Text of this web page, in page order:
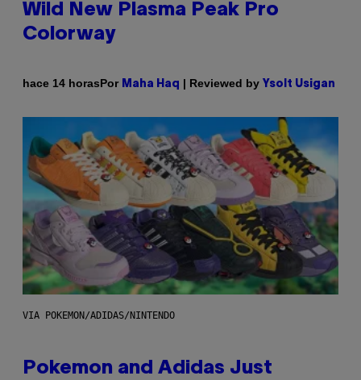
Wild New Plasma Peak Pro
Colorway
hace 14 horasPor Maha Haq | Reviewed by Ysolt Usigan
VIA POKEMON/ADIDAS/NINTENDO
Pokemon and Adidas Just